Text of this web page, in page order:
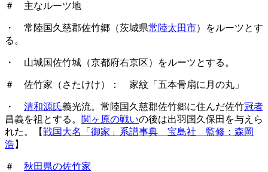
＃ 主なルーツ地
・ 常陸国久慈郡佐竹郷（茨城県常陸太田市）をルーツとす
る。
・ 山城国佐竹城（京都府右京区）をルーツとする。
＃ 佐竹家（さたけけ）： 家紋「五本骨扇に月の丸」
・ 清和源氏義光流。常陸国久慈郡佐竹郷に住んだ佐竹冠者
昌義を祖とする。 関ヶ原の戦いの後は出羽国久保田を与えら
れた。【戦国大名「御家」系譜事典 宝島社 監修：森岡
浩】
＃ 秋田県の佐竹家